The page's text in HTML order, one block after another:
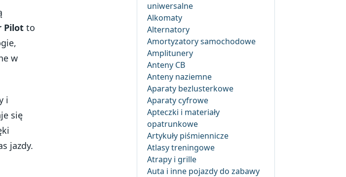
Pilot to
w
i
się
jazdy.
uniwersalne
Alkomaty
Alternatory
Amortyzatory samochodowe
Amplitunery
Anteny CB
Anteny naziemne
Aparaty bezlusterkowe
Aparaty cyfrowe
Apteczki i materiały
opatrunkowe
Artykuły piśmiennicze
Atlasy treningowe
Atrapy i grille
Auta i inne pojazdy do zabawy